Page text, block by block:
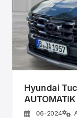
Hyundai
06-2024